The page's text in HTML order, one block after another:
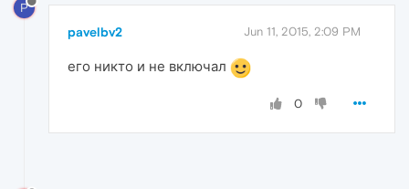
P
pavelbv2 Jun 11, 2015, 2:09 PM
его никто и не включал
0